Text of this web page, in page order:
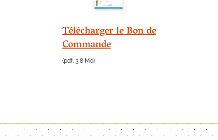
Télécharger le Bon de
Commande
(pdf, 3,8 Mo)